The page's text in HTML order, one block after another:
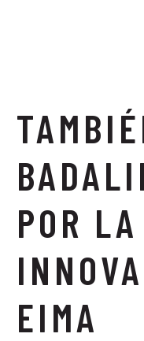
POR LA
EIMA